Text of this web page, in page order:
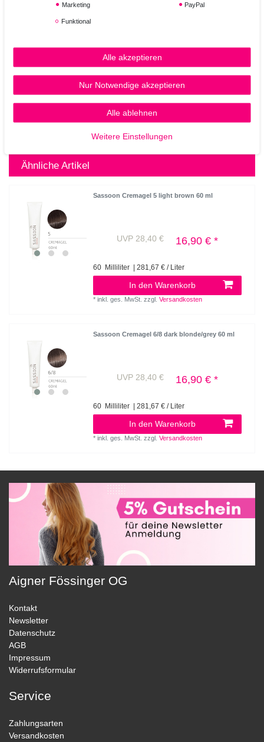
Ähnliche Artikel
Sassoon Cremagel 5 light brown 60 ml
UVP 28,40 € 16,90 € *
60 Milliliter | 281,67 € / Liter
In den Warenkorb
*inkl. ges. MwSt. zzgl.Versandkosten
Sassoon Cremagel 6/8 dark blonde/grey 60 ml
UVP 28,40 € 16,90 € *
60 Milliliter | 281,67 € / Liter
In den Warenkorb
*inkl. ges. MwSt. zzgl.Versandkosten
Aigner Fössinger OG
Kontakt
Newsletter
Datenschutz
AGB
Impressum
Widerrufsformular
Service
Zahlungsarten
Versandkosten
Marketing PayPal
Funktional
Alle akzeptieren
Nur Notwendige akzeptieren
Alle ablehnen
Weitere Einstellungen